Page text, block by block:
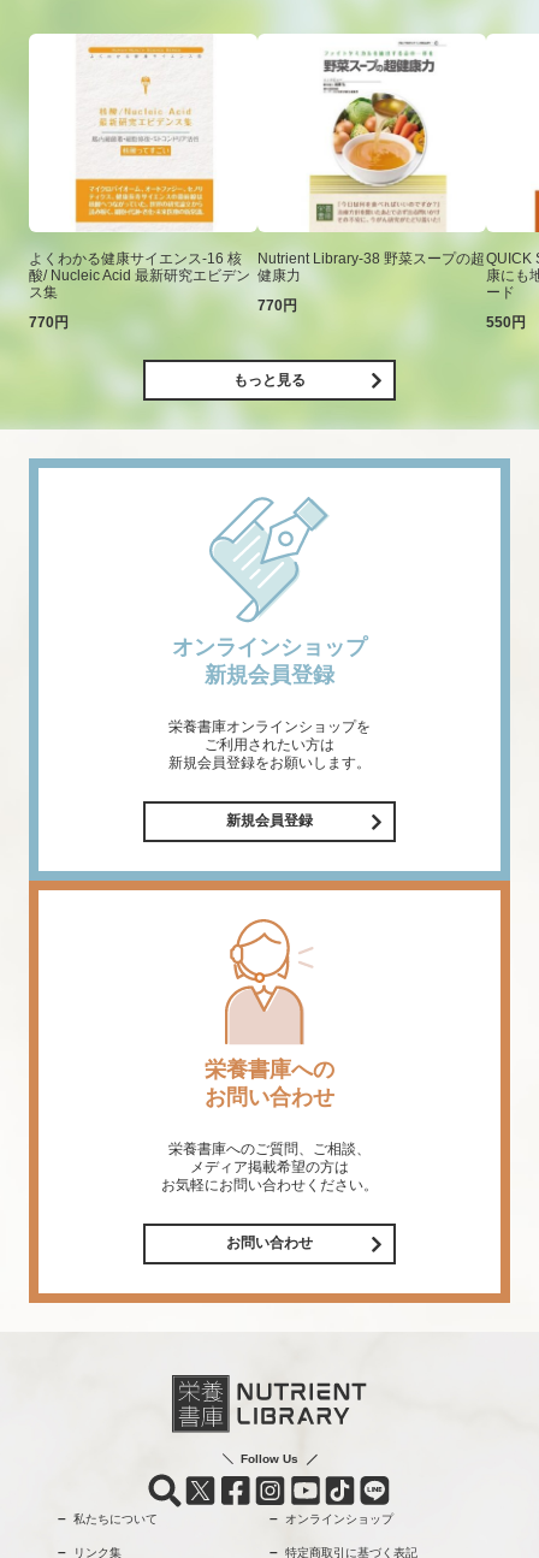
よくわかる健康サイエンス-16 核
酸/ Nucleic Acid 最新研究エビデン
ス集
770円
Nutrient Library-38 野菜スープの超
健康力
770円
QUICK
康にも
ード
550円
もっと見る
オンラインショップ
新規会員登録
栄養書庫オンラインショップを
ご利用されたい方は
新規会員登録をお願いします。
新規会員登録
栄養書庫への
お問い合わせ
栄養書庫へのご質問、ご相談、
メディア掲載希望の方は
お気軽にお問い合わせください。
お問い合わせ
Follow Us
私たちについて オンラインショップ
リンク集 特定商取引に基づく表記